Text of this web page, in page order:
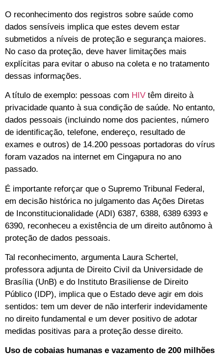
O reconhecimento dos registros sobre saúde como
dados sensíveis implica que estes devem estar
submetidos a níveis de proteção e segurança maiores.
No caso da proteção, deve haver limitações mais
explícitas para evitar o abuso na coleta e no tratamento
dessas informações.
A título de exemplo: pessoas com HIV têm direito à
privacidade quanto à sua condição de saúde. No entanto,
dados pessoais (incluindo nome dos pacientes, número
de identificação, telefone, endereço, resultado de
exames e outros) de 14.200 pessoas portadoras do vírus
foram vazados na internet em Cingapura no ano
passado.
É importante reforçar que o Supremo Tribunal Federal,
em decisão histórica no julgamento das Ações Diretas
de Inconstitucionalidade (ADI) 6387, 6388, 6389 6393 e
6390, reconheceu a existência de um direito autônomo à
proteção de dados pessoais.
Tal reconhecimento, argumenta Laura Schertel,
professora adjunta de Direito Civil da Universidade de
Brasília (UnB) e do Instituto Brasiliense de Direito
Público (IDP), implica que o Estado deve agir em dois
sentidos: tem um dever de não interferir indevidamente
no direito fundamental e um dever positivo de adotar
medidas positivas para a proteção desse direito.
Uso de cobaias humanas e vazamento de 200 milhões